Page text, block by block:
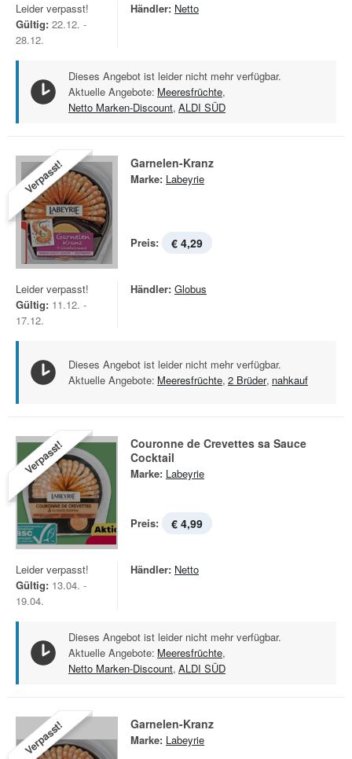
Leider verpasst!
Gültig: 22.12. -
28.12.
Händler: Netto
Dieses Angebot ist leider nicht mehr verfügbar.
Aktuelle Angebote: Meeresfrüchte,
Netto Marken-Discount, ALDI SÜD
Verpasst! Garnelen-Kranz
Marke: Labeyrie
Preis: € 4,29
Leider verpasst!
Gültig: 11.12. -
17.12.
Händler: Globus
Dieses Angebot ist leider nicht mehr verfügbar.
Aktuelle Angebote: Meeresfrüchte, 2 Brüder, nahkauf
Verpasst!
Couronne de Crevettes sa Sauce
Cocktail
Marke: Labeyrie
Preis: € 4,99
Leider verpasst!
Gültig: 13.04. -
19.04.
Händler: Netto
Dieses Angebot ist leider nicht mehr verfügbar.
Aktuelle Angebote: Meeresfrüchte,
Netto Marken-Discount, ALDI SÜD
Verpasst! Garnelen-Kranz
Marke: Labeyrie